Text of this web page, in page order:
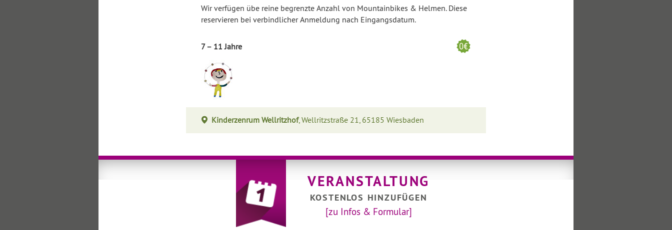
Wir verfügen übe reine begrenzte Anzahl von Mountainbikes & Helmen. Diese
reservieren bei verbindlicher Anmeldung nach Eingangsdatum.
7 – 11 Jahre
Kinderzenrum Wellritzhof, Wellritzstraße 21, 65185 Wiesbaden
VERANSTALTUNG
KOSTENLOS HINZUFÜGEN
[zu Infos & Formular]